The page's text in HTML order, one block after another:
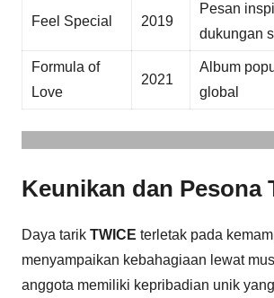
Feel Special 2019
Pesan
dukungan
Formula of
Love
2021
Album
global
Keunikan dan Pesona
Daya tarik TWICE terletak pada
menyampaikan kebahagiaan lewat
anggota memiliki kepribadian unik